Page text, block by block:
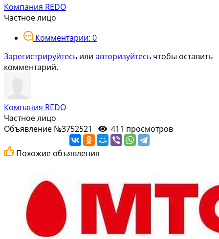
Компания REDO
Частное лицо
Комментарии: 0
Зарегистрируйтесь или авторизуйтесь чтобы оставить
комментарий.
Компания REDO
Частное лицо
Объявление №3752521
411 просмотров
Похожие объявления